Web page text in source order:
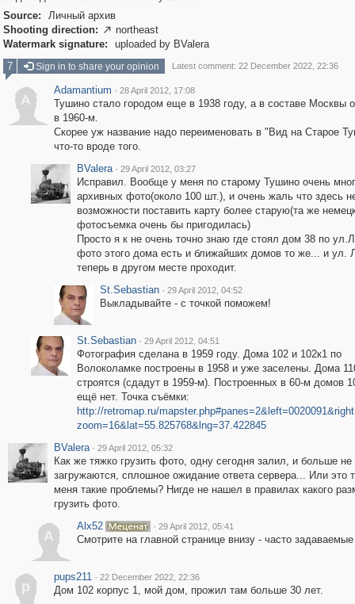
Source:
Личный архив
Shooting direction:  northeast
Watermark signature:
uploaded by BValera
7
Sign in to share your opinion Latest comment: 22 December 2022, 22:36
A
Adamantium · 28 April 2012, 17:08
Тушино стало городом еще в 1938 году, а в составе Москвы
в 1960-м.
Скорее уж название надо переименовать в "Вид на Старое
что-то вроде того.
BValera · 29 April 2012, 03:27
Исправил. Вообще у меня по старому Тушино очень
архивных фото(около 100 шт.), и очень жаль что здесь
возможности поставить карту более старую(та же
фотосъемка очень бы пригодилась)
Просто я к не очень точно знаю где стоял дом 38 по
фото этого дома есть и ближайших домов то же... и ул.
теперь в другом месте проходит.
St.Sebastian · 29 April 2012, 04:52
Выкладывайте - с точкой поможем!
St.Sebastian · 29 April 2012, 04:51
Фотография сделана в 1959 году. Дома 102 и 102к1 по
Волоколамке построены в 1958 и уже заселены. Дома
строятся (сдадут в 1959-м). Построенных в 60-м домов
ещё нет. Точка съёмки:
http://retromap.ru/
zoom=16&lat=55.825768&lng=37.422845
BValera · 29 April 2012, 05:32
Как же тяжко грузить фото, одну сегодня залил, и больше не
загружаются, сплошное ожидание ответа сервера... Или это
меня такие проблемы? Нигде не нашел в правилах какого
грузить фото.
A
Alx52 · 29 April 2012, 05:41
Смотрите на главной странице внизу - часто
p
pups211 · 22 December 2022, 22:36
Дом 102 корпус 1, мой дом, прожил там больше 30 лет.